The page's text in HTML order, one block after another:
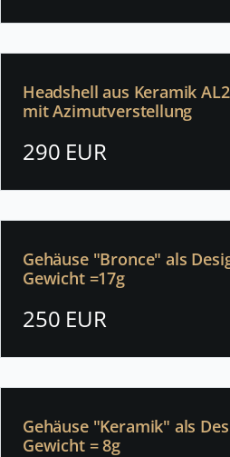
Headshell aus Keramik
mit Azimutverstellung
290 EUR
Gehäuse "Bronce" als
Gewicht =17g
250 EUR
Gehäuse "Keramik" als
Gewicht = 8g